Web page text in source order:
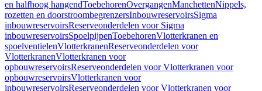
en halfhoog hangendToebehorenOvergangenManchettenNippels,
rozetten en doorstroombegrenzersInbouwreservoirsSigma
inbouwreservoirsReserveonderdelen voor Sigma
inbouwreservoirsSpoelpijpenToebehorenVlotterkranen en
spoelventielenVlotterkranenReserveonderdelen voor
VlotterkranenVlotterkranen voor
opbouwreservoirsReserveonderdelen voor Vlotterkranen voor
opbouwreservoirsVlotterkranen voor
inbouwreservoirsReserveonderdelen voor Vlotterkranen voor